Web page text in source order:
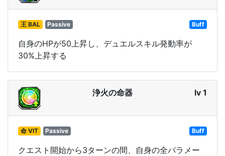
王 BAL Passive Buff
自身のHPが50上昇し、デュエルスキル発動率が
30%上昇する
浄火の命器 lv 1
命 VIT Passive Buff
クエスト開始から3ターンの間、自身の全パラメー